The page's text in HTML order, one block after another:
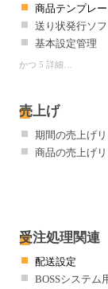
商品テンプレー
送り状発行ソフ
基本設定管理
かつ 5 詳細…
売上げ
期間の売上げリ
商品の売上げリ
受注処理関連
配送設定
BOSSシステム